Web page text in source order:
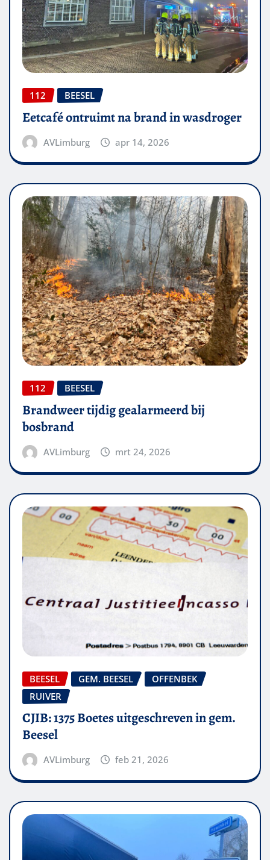
112 BEESEL
Eetcafé ontruimt na brand in wasdroger
AVLimburg apr 14, 2026
112 BEESEL
Brandweer tijdig gealarmeerd bij
bosbrand
AVLimburg mrt 24, 2026
BEESEL GEM. BEESEL
OFFENBEK
RUIVER
CJIB: 1375 Boetes uitgeschreven in gem.
Beesel
AVLimburg feb 21, 2026